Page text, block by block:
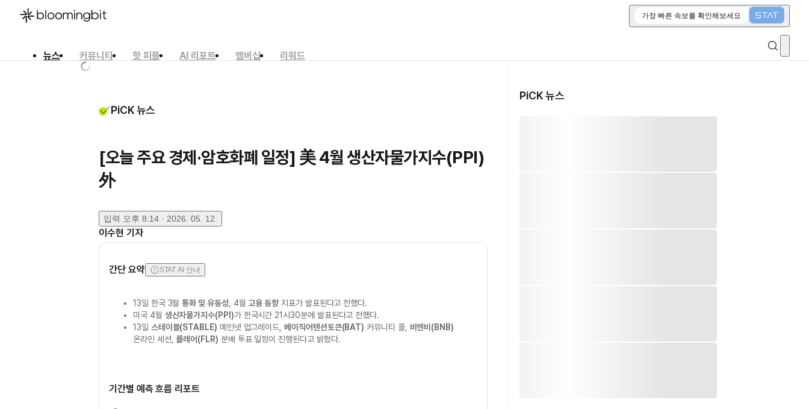
가장 빠른 속보를 확인해보세요
뉴스 커뮤니티 핫 피플 AI 리포트 멤버십
리워드
PiCK 뉴스
[오늘 주요 경제·암호화폐 일정] 美 4월 생산자물가지수(PPI)
外
입력 오후 8:14 · 2026. 05. 12.
이수현 기자
간단 요약 STAT AI 안내
13일 한국 3월통화 및 유동성 , 4월 고용 동향 지표가 발표된다고 전했다.
미국 4월 생산자물가지수(PPI)가 한국시간 21시30분에 발표된다고 전했다.
13일 스테이블(STABLE) 메인넷 업그레이드,베이직어텐션토큰(BAT) 커뮤니티 콜, 비엔비(BNB)
온라인 세션,플레어(FLR) 분배 투표 일정이 진행된다고 밝혔다.
기간별 예측 흐름 리포트
PiCK 뉴스